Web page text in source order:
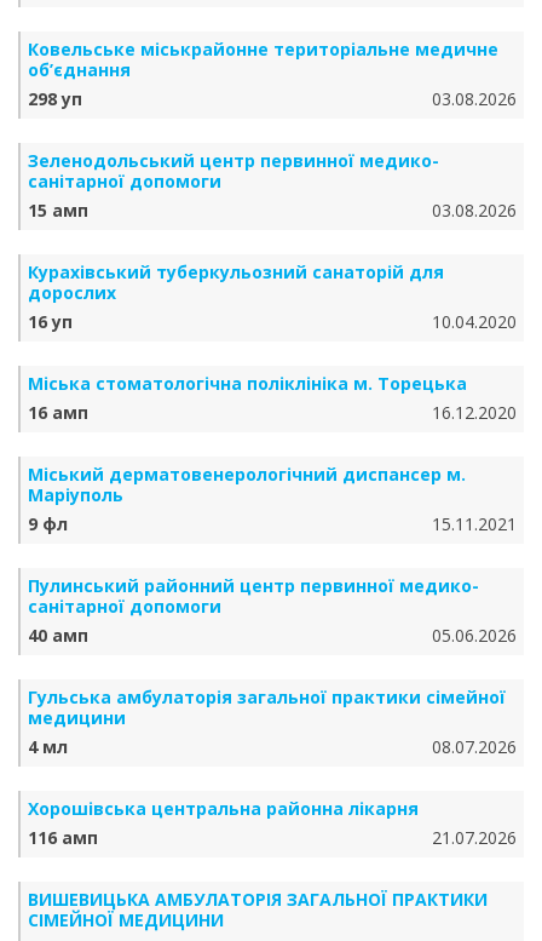
Ковельське міськрайонне територіальне медичне
об’єднання
298 уп
03.08.2026
Зеленодольський центр первинної медико-
санітарної допомоги
15 амп
03.08.2026
Курахівський туберкульозний санаторій для
дорослих
16 уп
10.04.2020
Міська стоматологічна поліклініка м. Торецька
16 амп
16.12.2020
Міський дерматовенерологічний диспансер м.
Маріуполь
9 фл
15.11.2021
Пулинський районний центр первинної медико-
санітарної допомоги
40 амп
05.06.2026
Гульська амбулаторія загальної практики сімейної
медицини
4 мл
08.07.2026
Хорошівська центральна районна лікарня
116 амп
21.07.2026
ВИШЕВИЦЬКА АМБУЛАТОРІЯ ЗАГАЛЬНОЇ ПРАКТИКИ
СІМЕЙНОЇ МЕДИЦИНИ